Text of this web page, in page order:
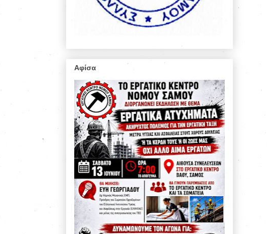
Αφίσα